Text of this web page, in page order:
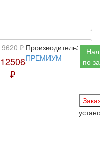
9620 ₽
12506
₽
Производитель:
ПРЕМИУМ
по